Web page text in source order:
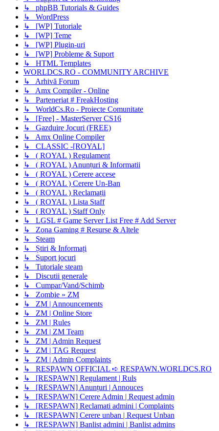
↳ phpBB Tutorials & Guides
↳ WordPress
↳ [WP] Tutoriale
↳ [WP] Teme
↳ [WP] Plugin-uri
↳ [WP] Probleme & Suport
↳ HTML Templates
WORLDCS.RO - COMMUNITY ARCHIVE
↳ Arhivă Forum
↳ Amx Compiler - Online
↳ Parteneriat # FreakHosting
↳ WorldCs.Ro - Proiecte Comunitate
↳ [Free] - MasterServer CS16
↳ Gazduire Jocuri (FREE)
↳ Amx Online Compiler
↳ CLASSIC -[ROYAL]
↳ ( ROYAL ) Regulament
↳ ( ROYAL ) Anunțuri & Informatii
↳ ( ROYAL ) Cerere accese
↳ ( ROYAL ) Cerere Un-Ban
↳ ( ROYAL ) Reclamații
↳ ( ROYAL ) Lista Staff
↳ ( ROYAL ) Staff Only
↳ LGSL # Game Server List Free # Add Server
↳ Zona Gaming # Resurse & Altele
↳ Steam
↳ Știri & Informați
↳ Suport jocuri
↳ Tutoriale steam
↳ Discutii generale
↳ Cumpar/Vand/Schimb
↳ Zombie » ZM
↳ ZM | Announcements
↳ ZM | Online Store
↳ ZM | Rules
↳ ZM | ZM Team
↳ ZM | Admin Request
↳ ZM | TAG Request
↳ ZM | Admin Complaints
↳ RESPAWN OFFICIAL ➪ RESPAWN.WORLDCS.RO
↳ [RESPAWN] Regulament | Ruls
↳ [RESPAWN] Anunțuri | Annouces
↳ [RESPAWN] Cerere Admin | Request admin
↳ [RESPAWN] Reclamati admini | Complaints
↳ [RESPAWN] Cerere unban | Request Unban
↳ [RESPAWN] Banlist admini | Banlist admins